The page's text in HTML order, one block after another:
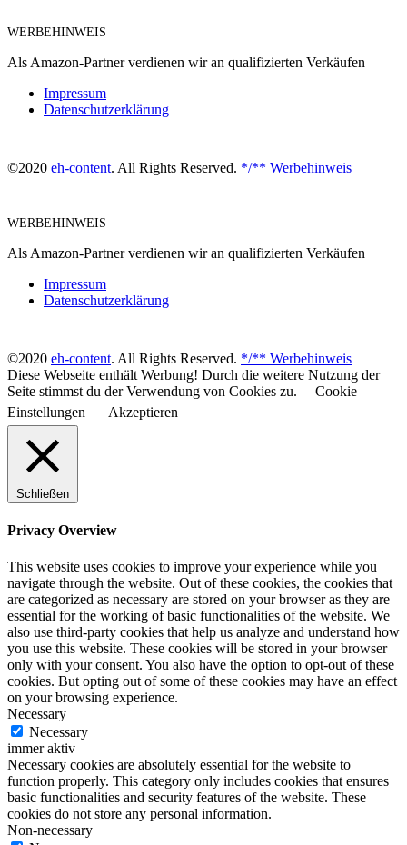
WERBEHINWEIS
Als Amazon-Partner verdienen wir an qualifizierten Verkäufen
Impressum
Datenschutzerklärung
©2020 eh-content. All Rights Reserved. */** Werbehinweis
WERBEHINWEIS
Als Amazon-Partner verdienen wir an qualifizierten Verkäufen
Impressum
Datenschutzerklärung
©2020 eh-content. All Rights Reserved. */** Werbehinweis
Diese Webseite enthält Werbung! Durch die weitere Nutzung der
Seite stimmst du der Verwendung von Cookies zu.
Cookie
Einstellungen
Akzeptieren
Schließen
Privacy Overview
This website uses cookies to improve your experience while you
navigate through the website. Out of these cookies, the cookies that
are categorized as necessary are stored on your browser as they are
essential for the working of basic functionalities of the website. We
also use third-party cookies that help us analyze and understand how
you use this website. These cookies will be stored in your browser
only with your consent. You also have the option to opt-out of these
cookies. But opting out of some of these cookies may have an effect
on your browsing experience.
Necessary
Necessary
immer aktiv
Necessary cookies are absolutely essential for the website to
function properly. This category only includes cookies that ensures
basic functionalities and security features of the website. These
cookies do not store any personal information.
Non-necessary